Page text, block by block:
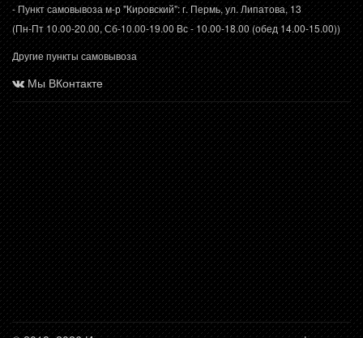
- Пункт самовывоза м-р "Кировский": г. Пермь, ул. Липатова, 13
(Пн-Пт 10.00-20.00, Сб-10.00-19.00 Вс - 10.00-18.00 (обед 14.00-15.00))
Другие пункты самовывоза
Мы ВКонтакте